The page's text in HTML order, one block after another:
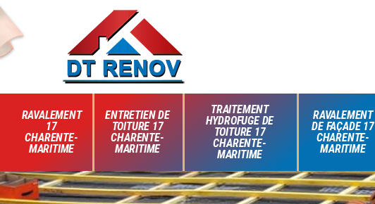
RAVALEMENT
17
CHARENTE-
MARITIME
ENTRETIEN DE
TOITURE 17
CHARENTE-
MARITIME
TRAITEMENT
HYDROFUGE DE
TOITURE 17
CHARENTE-
MARITIME
RAVALEMENT
DE FAÇADE 17
CHARENTE-
MARITIME